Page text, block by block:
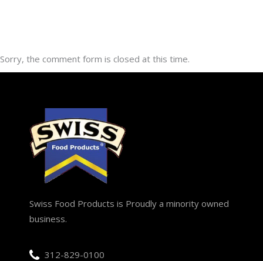
Sorry, the comment form is closed at this time.
Swiss Food Products is Proudly a minority owned
business.
312-829-0100